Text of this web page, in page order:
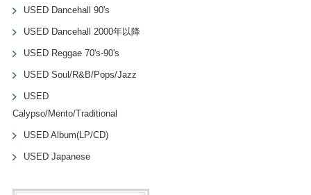
USED Dancehall 90's
USED Dancehall 2000年以降
USED Reggae 70's-90's
USED Soul/R&B/Pops/Jazz
USED
Calypso/Mento/Traditional
USED Album(LP/CD)
USED Japanese